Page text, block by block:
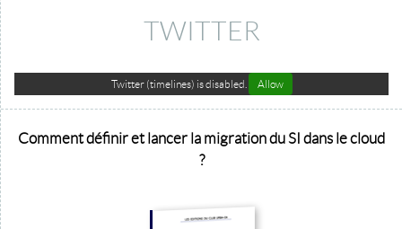
TWITTER
Twitter (timelines) is disabled. Allow
Comment définir et lancer la migration du SI dans le cloud
?